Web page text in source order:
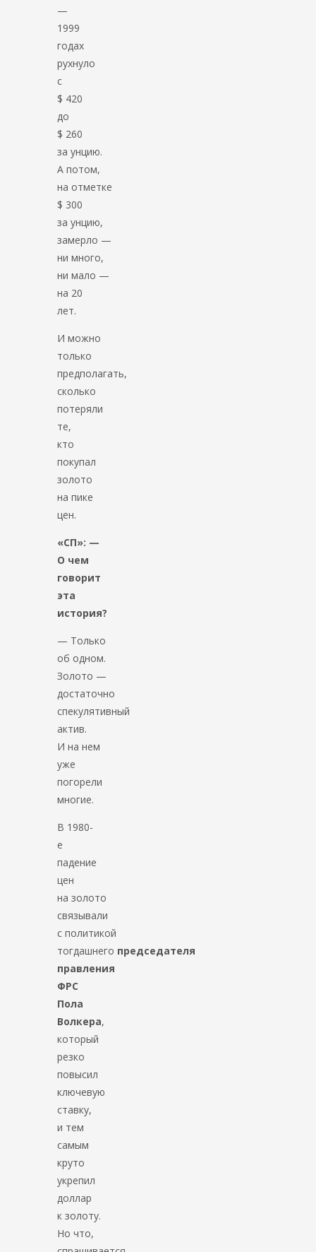
—
1999
годах
рухнуло
с
$ 420
до
$ 260
за унцию.
А потом,
на отметке
$ 300
за унцию,
замерло —
ни много,
ни мало —
на 20
лет.
И можно
только
предполагать,
сколько
потеряли
те,
кто
покупал
золото
на пике
цен.
«СП»: —
О чем
говорит
эта
история?
— Только
об одном.
Золото —
достаточно
спекулятивный
актив.
И на нем
уже
погорели
многие.
В 1980-
е
падение
цен
на золото
связывали
с политикой
тогдашнего председателя
правления
ФРС
Пола
Волкера,
который
резко
повысил
ключевую
ставку,
и тем
самым
круто
укрепил
доллар
к золоту.
Но что,